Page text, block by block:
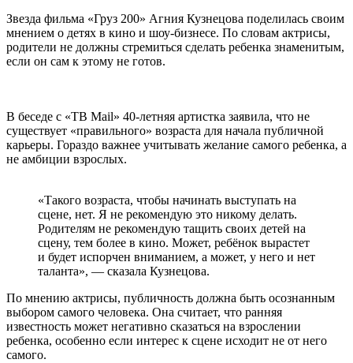
Звезда фильма «Груз 200» Агния Кузнецова поделилась своим
мнением о детях в кино и шоу-бизнесе. По словам актрисы,
родители не должны стремиться сделать ребенка знаменитым,
если он сам к этому не готов.
В беседе с «ТВ Mail» 40-летняя артистка заявила, что не
существует «правильного» возраста для начала публичной
карьеры. Гораздо важнее учитывать желание самого ребенка, а
не амбиции взрослых.
«Такого возраста, чтобы начинать выступать на
сцене, нет. Я не рекомендую это никому делать.
Родителям не рекомендую тащить своих детей на
сцену, тем более в кино. Может, ребёнок вырастет
и будет испорчен вниманием, а может, у него и нет
таланта», — сказала Кузнецова.
По мнению актрисы, публичность должна быть осознанным
выбором самого человека. Она считает, что ранняя
известность может негативно сказаться на взрослении
ребенка, особенно если интерес к сцене исходит не от него
самого.